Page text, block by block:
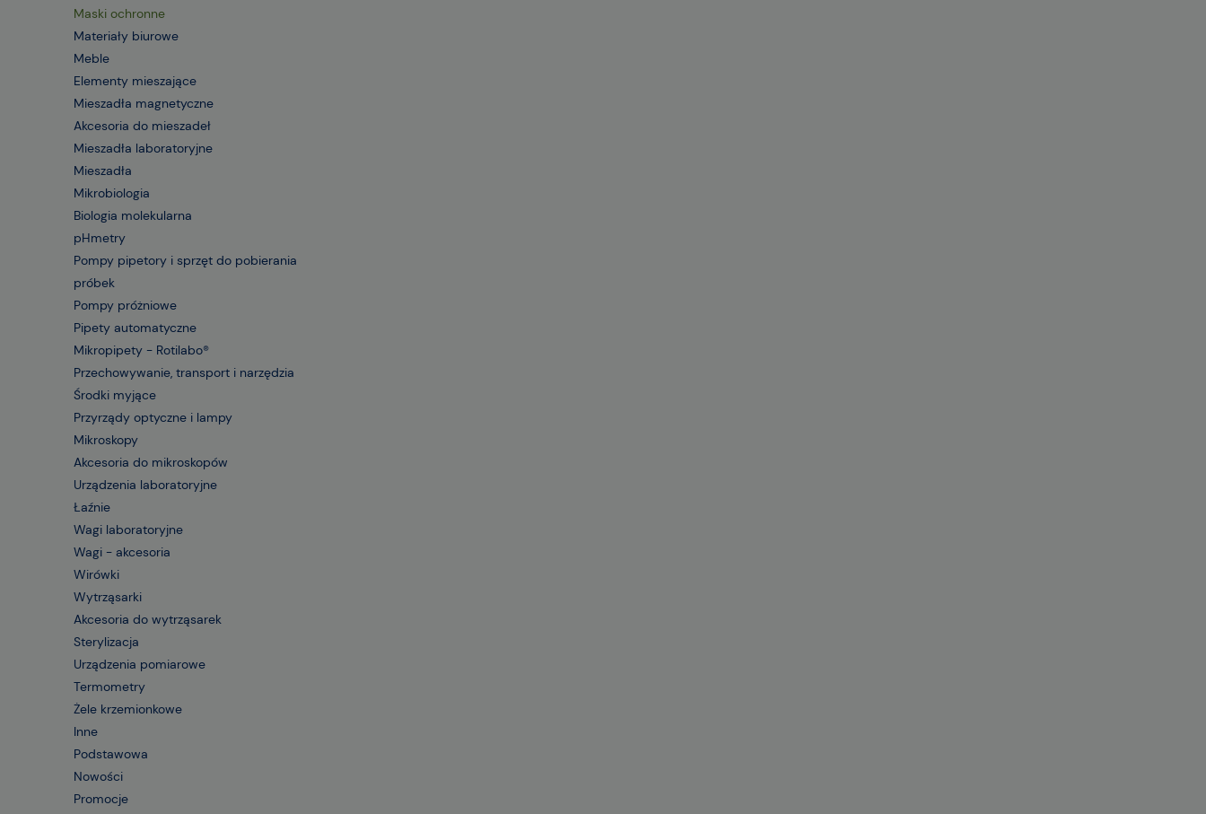
Maski ochronne
Materiały biurowe
Meble
Elementy mieszające
Mieszadła magnetyczne
Akcesoria do mieszadeł
Mieszadła laboratoryjne
Mieszadła
Mikrobiologia
Biologia molekularna
pHmetry
Pompy pipetory i sprzęt do pobierania
próbek
Pompy próżniowe
Pipety automatyczne
Mikropipety - Rotilabo®
Przechowywanie, transport i narzędzia
Środki myjące
Przyrządy optyczne i lampy
Mikroskopy
Akcesoria do mikroskopów
Urządzenia laboratoryjne
Łaźnie
Wagi laboratoryjne
Wagi - akcesoria
Wirówki
Wytrząsarki
Akcesoria do wytrząsarek
Sterylizacja
Urządzenia pomiarowe
Termometry
Żele krzemionkowe
Inne
Podstawowa
Nowości
Promocje